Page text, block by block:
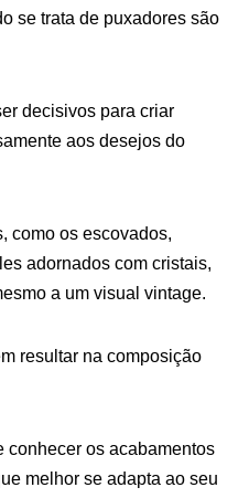
se trata de puxadores são
decisivos para criar
aos desejos do
como os escovados,
adornados com cristais,
a um visual vintage.
resultar na composição
conhecer os acabamentos
melhor se adapta ao seu